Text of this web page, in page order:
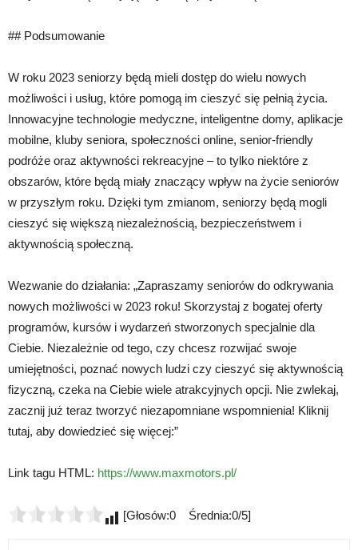
## Podsumowanie
W roku 2023 seniorzy będą mieli dostęp do wielu nowych
możliwości i usług, które pomogą im cieszyć się pełnią życia.
Innowacyjne technologie medyczne, inteligentne domy, aplikacje
mobilne, kluby seniora, społeczności online, senior-friendly
podróże oraz aktywności rekreacyjne – to tylko niektóre z
obszarów, które będą miały znaczący wpływ na życie seniorów
w przyszłym roku. Dzięki tym zmianom, seniorzy będą mogli
cieszyć się większą niezależnością, bezpieczeństwem i
aktywnością społeczną.
Wezwanie do działania: „Zapraszamy seniorów do odkrywania
nowych możliwości w 2023 roku! Skorzystaj z bogatej oferty
programów, kursów i wydarzeń stworzonych specjalnie dla
Ciebie. Niezależnie od tego, czy chcesz rozwijać swoje
umiejętności, poznać nowych ludzi czy cieszyć się aktywnością
fizyczną, czeka na Ciebie wiele atrakcyjnych opcji. Nie zwlekaj,
zacznij już teraz tworzyć niezapomniane wspomnienia! Kliknij
tutaj, aby dowiedzieć się więcej:”
Link tagu HTML: https://www.maxmotors.pl/
[Głosów:0 Średnia:0/5]